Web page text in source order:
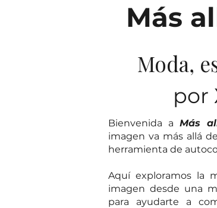
Moda,
por
Bienvenida aMás
imagen va más allá
herramienta de
Aquí exploramos la
imagen desde una
para ayudarte a
Más